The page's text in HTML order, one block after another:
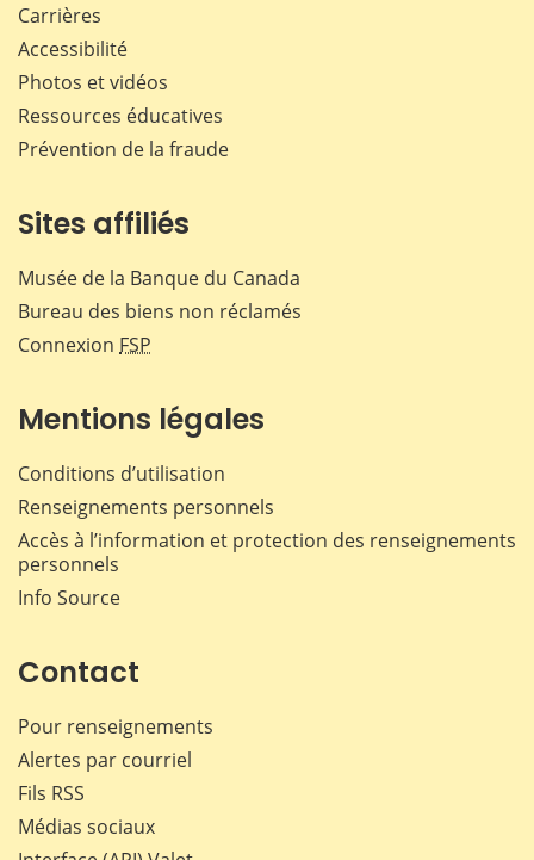
Carrières
Accessibilité
Photos et vidéos
Ressources éducatives
Prévention de la fraude
Sites affiliés
Musée de la Banque du Canada
Bureau des biens non réclamés
Connexion FSP
Mentions légales
Conditions d’utilisation
Renseignements personnels
Accès à l’information et protection des renseignements
personnels
Info Source
Contact
Pour renseignements
Alertes par courriel
Fils RSS
Médias sociaux